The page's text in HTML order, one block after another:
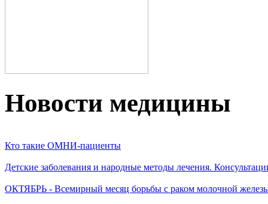
Новости медицины
Кто такие ОМНИ-пациенты
Детские заболевания и народные методы лечения.
ОКТЯБРЬ - Всемирный месяц борьбы с раком молочной